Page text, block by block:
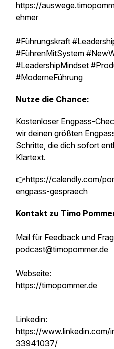
https://
ehmer
#Führungskraft
#FührenMitSystem
#LeadershipMindset
#ModerneFührung
Nutze die Chance:
Kostenloser Engpass-
wir deinen größten
Schritte, die dich sofort
Klartext.
👉https://calendly.com/
engpass-gespraech
Kontakt zu Timo
Mail für Feedback und
podcast@timopommer.de
Webseite:
https://timopommer.de
Linkedin:
https://www.linkedin.com/
33941037/